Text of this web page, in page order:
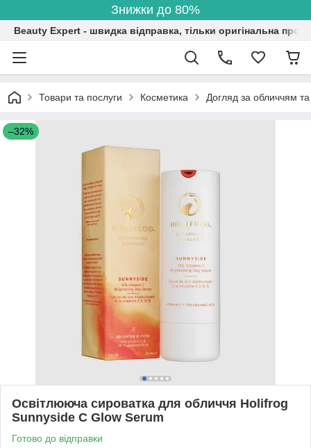
Знижки до 80%
Beauty Expert - швидка відправка, тільки оригінальна
Товари та послуги Косметика Догляд за обличчям
–32%
Освітлююча сироватка для обличчя Holifrog
Sunnyside C Glow Serum
Готово до відправки